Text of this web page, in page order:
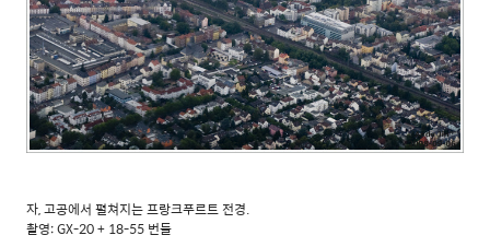
자, 고공에서 펼쳐지는 프랑크푸르트 전경.
촬영: GX-20 + 18-55 번들